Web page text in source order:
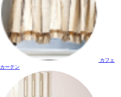
カフェ
カーテン